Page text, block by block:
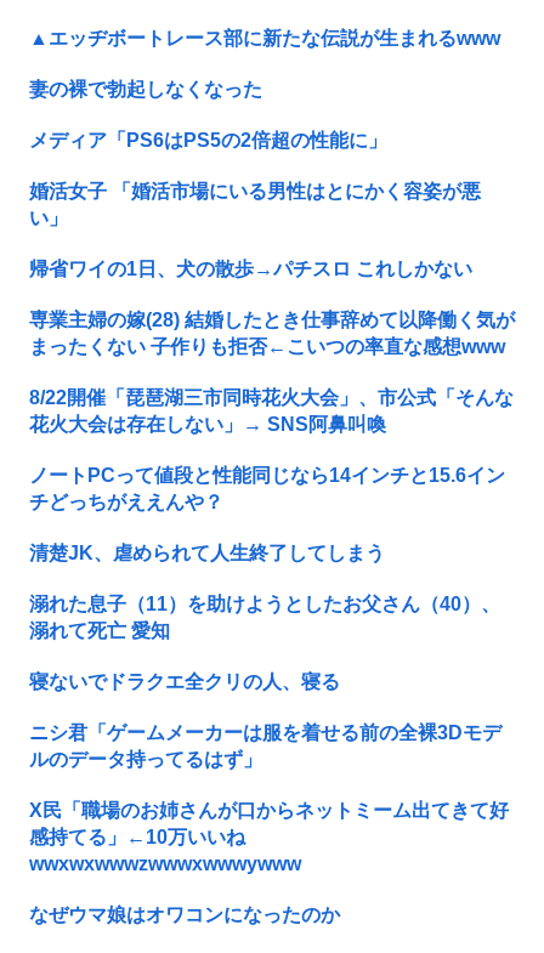
▲エッヂボートレース部に新たな伝説が生まれるwww
妻の裸で勃起しなくなった
メディア「PS6はPS5の2倍超の性能に」
婚活女子 「婚活市場にいる男性はとにかく容姿が悪
い」
帰省ワイの1日、犬の散歩→パチスロ これしかない
専業主婦の嫁(28) 結婚したとき仕事辞めて以降働く気が
まったくない 子作りも拒否←こいつの率直な感想www
8/22開催「琵琶湖三市同時花火大会」、市公式「そんな
花火大会は存在しない」→ SNS阿鼻叫喚
ノートPCって値段と性能同じなら14インチと15.6イン
チどっちがええんや？
清楚JK、虐められて人生終了してしまう
溺れた息子（11）を助けようとしたお父さん（40）、
溺れて死亡 愛知
寝ないでドラクエ全クリの人、寝る
ニシ君「ゲームメーカーは服を着せる前の全裸3Dモデ
ルのデータ持ってるはず」
X民「職場のお姉さんが口からネットミーム出てきて好
感持てる」←10万いいね
wwxwxwwwzwwwxwwwywww
なぜウマ娘はオワコンになったのか